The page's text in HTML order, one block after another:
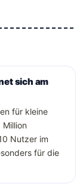
sich am
für kleine
Nutzer im
für die